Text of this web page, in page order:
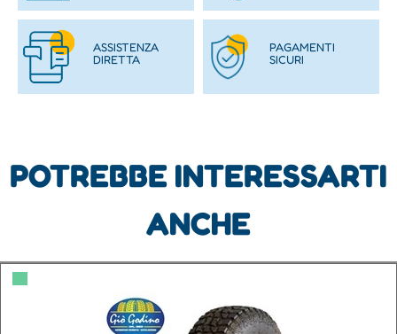
ASSISTENZA
DIRETTA
PAGAMENTI
SICURI
POTREBBE INTERESSARTI
ANCHE
▀